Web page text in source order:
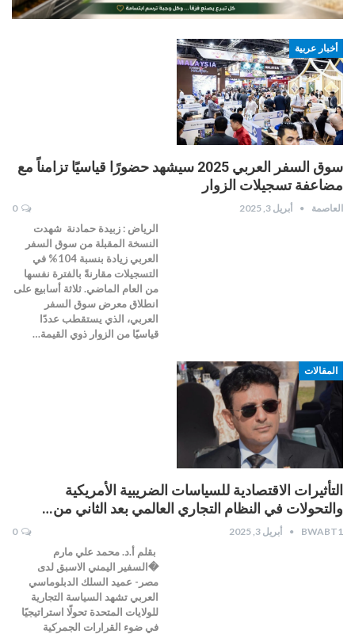
أخبار عربية
سوق السفر العربي 2025 سيشهد حضورًا قياسيًا تزامناً مع
مضاعفة تسجيلات الزوار
العاصمة أبريل 3, 2025 0
الرياض : زبيدة حمادنة شهدت
النسخة المقبلة من سوق السفر
العربي زيادة بنسبة 104% في
التسجيلات مقارنةً بالفترة نفسها
من العام الماضي. ثلاثة أسابيع على
انطلاق معرض سوق السفر
العربي، الذي يستقطب عددًا
قياسيًا من الزوار ذوي القيمة…
المقالات
التأثيرات الاقتصادية للسياسات الضريبية الأمريكية
والتحولات في النظام التجاري العالمي بعد الثاني من…
BWABT1 أبريل 3, 2025 0
‎ ‎بقلم أ.د. محمد علي مارم
�السفير اليمني الاسبق لدى
مصر- عميد السلك الدبلوماسي
العربي ‎تشهد السياسة التجارية
للولايات المتحدة تحولًا استراتيجيًا
في ضوء القرارات الجمركية